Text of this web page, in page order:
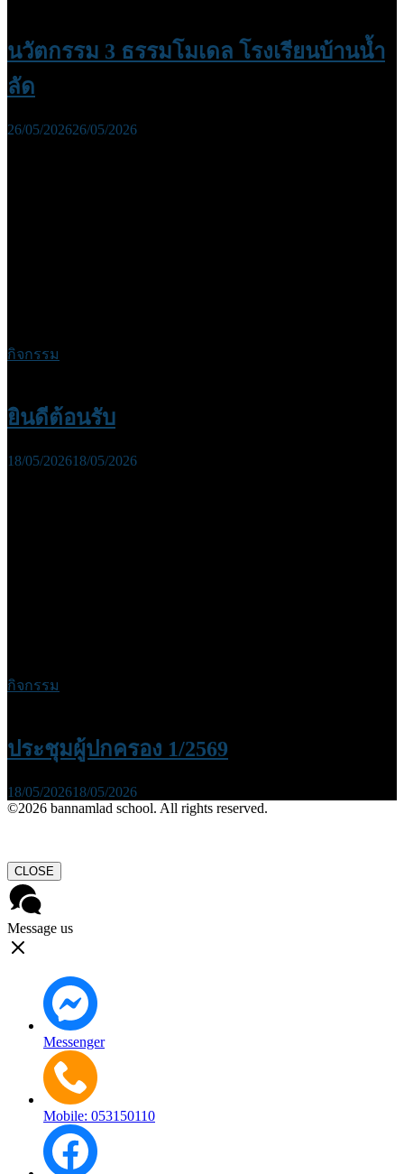
นวัตกรรม 3 ธรรมโมเดล โรงเรียนบ้านน้ำ
ลัด
26/05/202626/05/2026
กิจกรรม
ยินดีต้อนรับ
18/05/202618/05/2026
กิจกรรม
ประชุมผู้ปกครอง 1/2569
18/05/202618/05/2026
©2026 bannamlad school. All rights reserved.
CLOSE
Message us
Messenger
Mobile: 053150110